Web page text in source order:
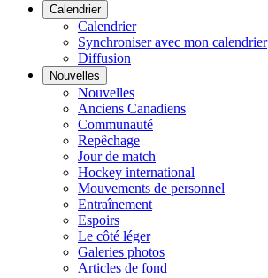
Calendrier
Calendrier
Synchroniser avec mon calendrier
Diffusion
Nouvelles
Nouvelles
Anciens Canadiens
Communauté
Repêchage
Jour de match
Hockey international
Mouvements de personnel
Entraînement
Espoirs
Le côté léger
Galeries photos
Articles de fond